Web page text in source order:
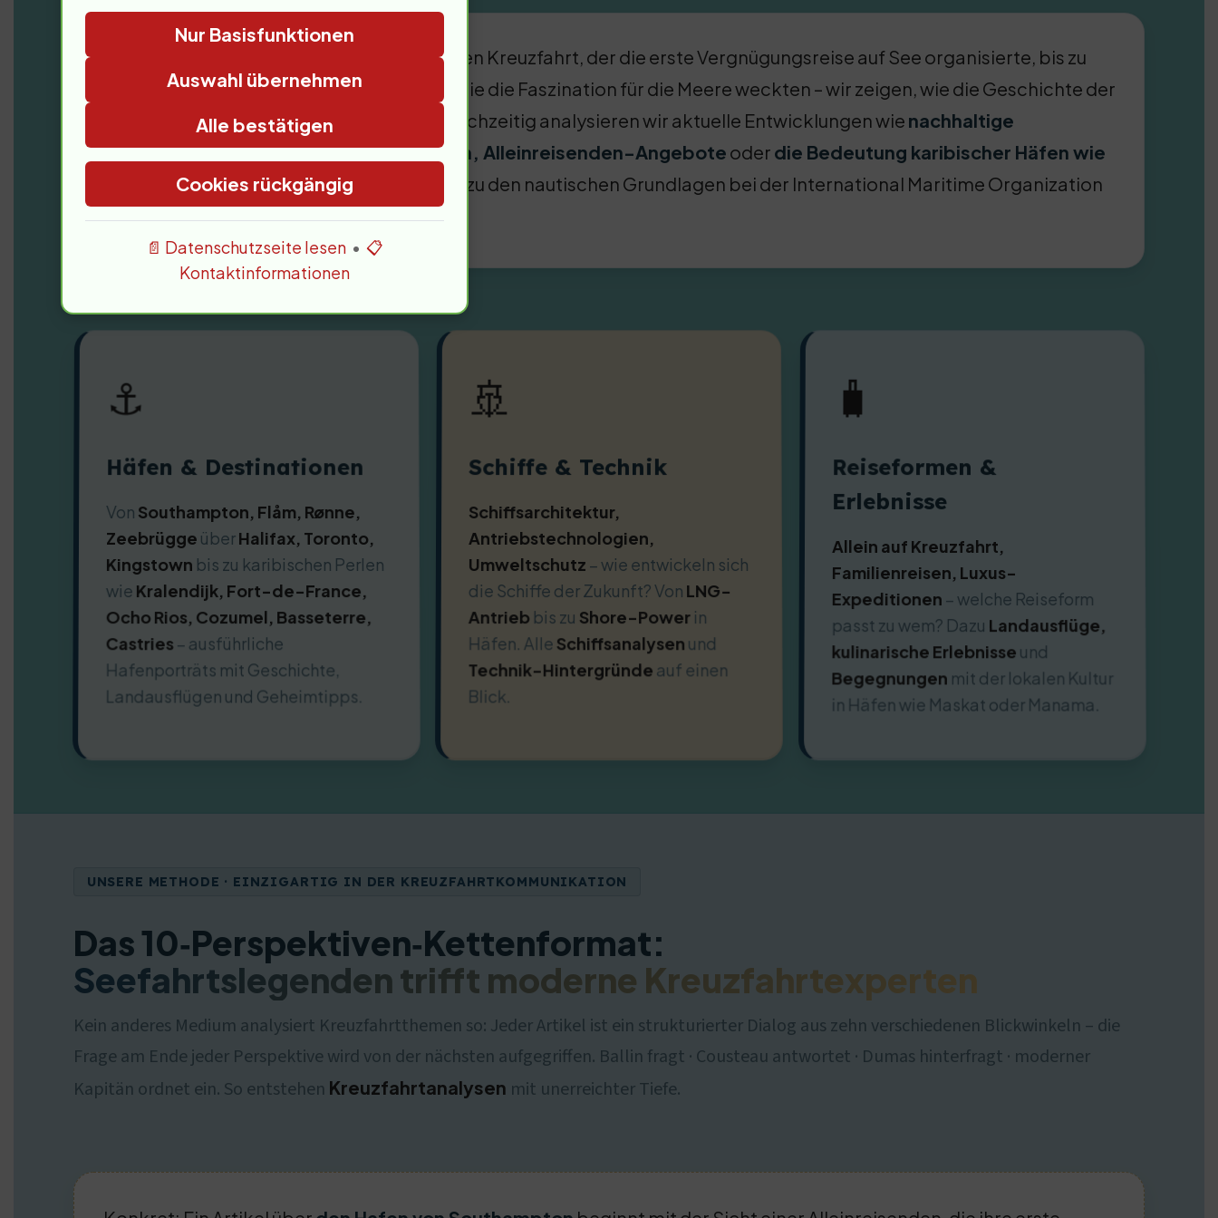
, dem Pionier der modernen Kreuzfahrt, der die erste Vergnügungsreise auf See organisierte, bis zu
Jacques-Yves CousteausExpeditionen, die die Faszination für die Meere weckten – wir zeigen, wie die Geschichte der
Seefahrt die heutige Kreuzfahrt prägt. Gleichzeitig analysieren wir aktuelle Entwicklungen wie nachhaltige
Kreuzfahrten, neue Hafeninfrastrukturen, Alleinreisenden-Angebote oder die Bedeutung karibischer Häfen wie
Ocho Rios, Cozumel oder Castries
. Mehr zu den nautischen Grundlagen bei der International Maritime Organization
und demRoyal Navy.
⚓
Häfen & Destinationen
Von Southampton, Flåm, Rønne,
Zeebrügge überHalifax, Toronto,
Kingstown bis zu karibischen Perlen
wie Kralendijk, Fort-de-France,
Ocho Rios, Cozumel, Basseterre,
Castries – ausführliche
Hafenporträts mit Geschichte,
Landausflügen und Geheimtipps.
🚢
Schiffe & Technik
Schiffsarchitektur,
Antriebstechnologien,
Umweltschutz – wie entwickeln sich
die Schiffe der Zukunft? Von LNG-
Antrieb bis zu Shore-Power in
Häfen. Alle Schiffsanalysen und
Technik-Hintergründe auf einen
Blick.
🧳
Reiseformen &
Erlebnisse
Allein auf Kreuzfahrt,
Familienreisen, Luxus-
Expeditionen – welche Reiseform
passt zu wem? Dazu Landausflüge,
kulinarische Erlebnisse und
Begegnungen mit der lokalen Kultur
in Häfen wie Maskat oder Manama.
UNSERE METHODE · EINZIGARTIG IN DER KREUZFAHRTKOMMUNIKATION
Das 10‑Perspektiven‑Kettenformat:
Seefahrtslegenden trifft moderne Kreuzfahrtexperten
Kein anderes Medium analysiert Kreuzfahrtthemen so: Jeder Artikel ist ein strukturierter Dialog aus zehn verschiedenen Blickwinkeln – die
Frage am Ende jeder Perspektive wird von der nächsten aufgegriffen. Ballin fragt · Cousteau antwortet · Dumas hinterfragt · moderner
Kapitän ordnet ein. So entstehen Kreuzfahrtanalysen mit unerreichter Tiefe.
Nur Basisfunktionen
Auswahl übernehmen
Alle bestätigen
Cookies rückgängig
📄 Datenschutzseite lesen • 📋
Kontaktinformationen